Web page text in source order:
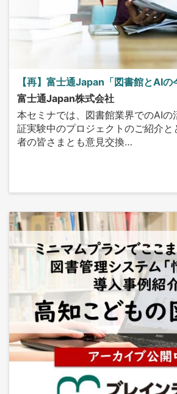
【再】富士通Japan「図書館とAIの
富士通Japan株式会社
本セミナでは、図書館業界でのAIの
証実験中のプロジェクトのご紹介と
者の皆さまとも意見交換…